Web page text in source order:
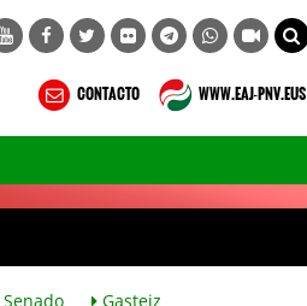
CONTACTO WWW.EAJ-PNV.EUS
Senado
Gasteiz